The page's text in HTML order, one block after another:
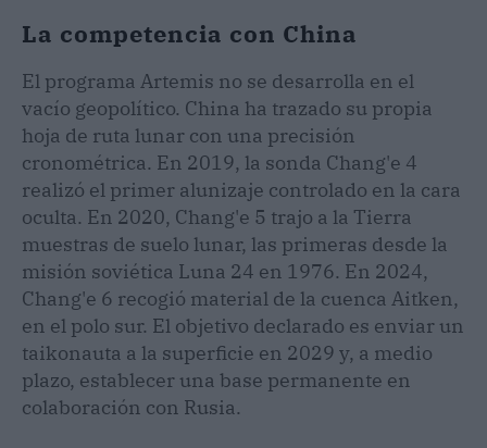
La competencia con China
El programa Artemis no se desarrolla en el
vacío geopolítico. China ha trazado su propia
hoja de ruta lunar con una precisión
cronométrica. En 2019, la sonda Chang'e 4
realizó el primer alunizaje controlado en la cara
oculta. En 2020, Chang'e 5 trajo a la Tierra
muestras de suelo lunar, las primeras desde la
misión soviética Luna 24 en 1976. En 2024,
Chang'e 6 recogió material de la cuenca Aitken,
en el polo sur. El objetivo declarado es enviar un
taikonauta a la superficie en 2029 y, a medio
plazo, establecer una base permanente en
colaboración con Rusia.